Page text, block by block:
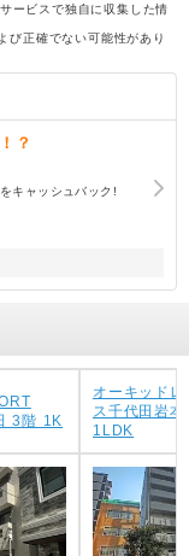
ービスで独自に収集した情
正確でない可能性があり
？
をキャッシュバック!
3階 1K
オーキッドレ
ス千代田岩
1LDK